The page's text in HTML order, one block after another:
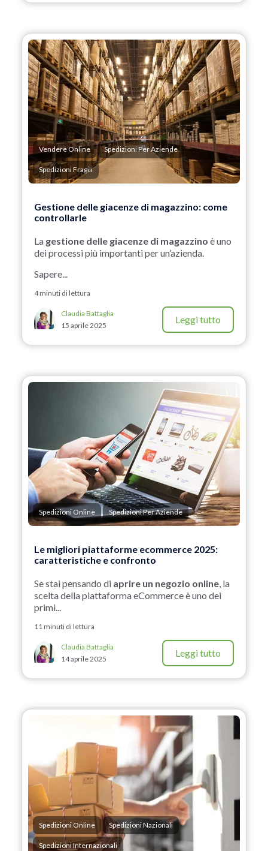
Vendere Online Spedizioni Per Aziende
Spedizioni Fragili
Gestione delle giacenze di magazzino: come
controllarle
La gestione delle giacenze di magazzino è uno
dei processi più importanti per un’azienda.
Sapere...
4 minuti di lettura
Claudia Battaglia
15 aprile 2025
Leggi tutto
Spedizioni Online Spedizioni Per Aziende
Le migliori piattaforme ecommerce 2025:
caratteristiche e confronto
Se stai pensando di aprire un negozio online, la
scelta della piattaforma eCommerce è uno dei
primi...
11 minuti di lettura
Claudia Battaglia
14 aprile 2025
Leggi tutto
Spedizioni Online Spedizioni Nazionali
Spedizioni Internazionali